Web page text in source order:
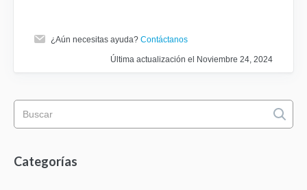
¿Aún necesitas ayuda? Contáctanos
Última actualización el Noviembre 24, 2024
Categorías